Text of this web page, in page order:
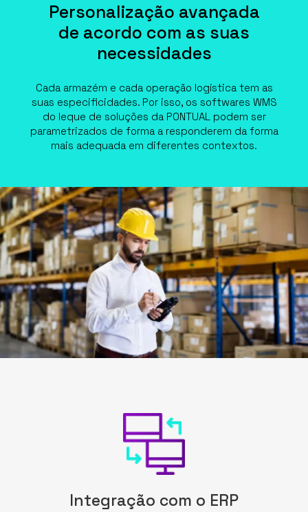
QUEM SOMOS
O QUE FAZEMOS
SETORES
PRODUTOS
5 MIN. TECNOLÓGICOS
Personalização avançada
de acordo com as suas
necessidades
Cada armazém e cada operação logística tem as
suas especificidades. Por isso, os softwares WMS
do leque de soluções da PONTUAL podem ser
parametrizados de forma a responderem da forma
mais adequada em diferentes contextos.
Integração com o ERP